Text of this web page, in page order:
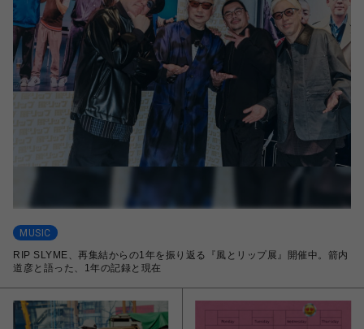
MUSIC
RIP SLYME、再集結からの1年を振り返る『風とリップ展』開催中。箭内
道彦と語った、1年の記録と現在